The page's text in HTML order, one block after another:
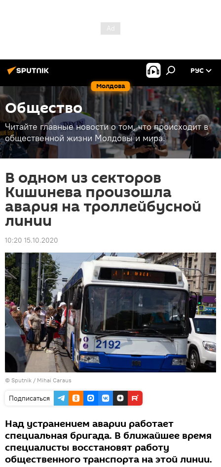
Молдова
РУС
Общество
Читайте главные новости о том, что происходит в
общественной жизни Молдовы и мира.
В одном из секторов
Кишинева произошла
авария на троллейбусной
линии
10:20 15.10.2020
© Sputnik / Mihai Caraus
Подписаться
Над устранением аварии работает
специальная бригада. В ближайшее время
специалисты восстановят работу
общественного транспорта на этой линии.